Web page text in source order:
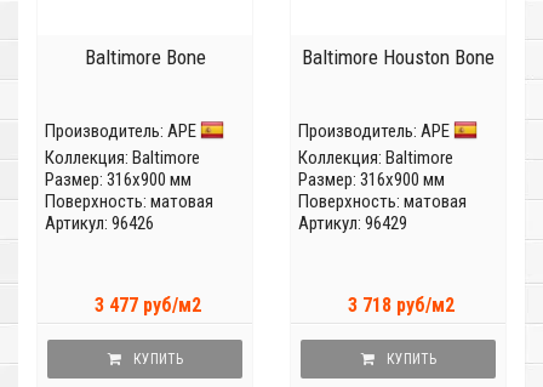
Baltimore Bone
Производитель: APE
Коллекция: Baltimore
Размер: 316x900 мм
Поверхность: матовая
Артикул: 96426
3 477 руб/м2
КУПИТЬ
Baltimore Houston Bone
Производитель: APE
Коллекция: Baltimore
Размер: 316x900 мм
Поверхность: матовая
Артикул: 96429
3 718 руб/м2
КУПИТЬ